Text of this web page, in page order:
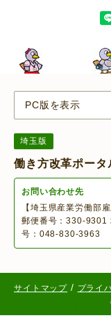
PC版を表示
埼玉版
働き方改革ポータ
お問い合わせ先
【埼玉県産業労働部
郵便番号：330-9301
号：048-830-3963
サイトマップ / プライ